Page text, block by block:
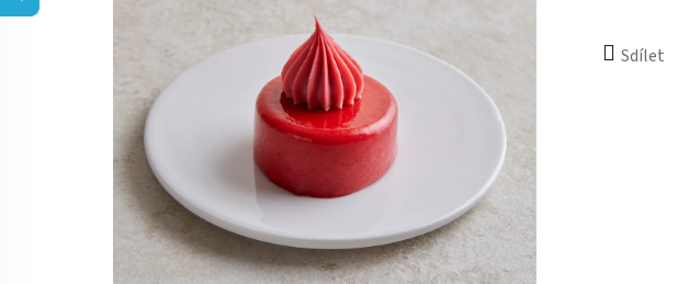
Sdílet